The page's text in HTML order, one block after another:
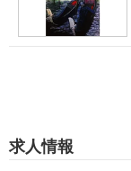
求人情報